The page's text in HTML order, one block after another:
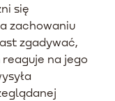
się
zachowaniu
zgadywać,
na jego